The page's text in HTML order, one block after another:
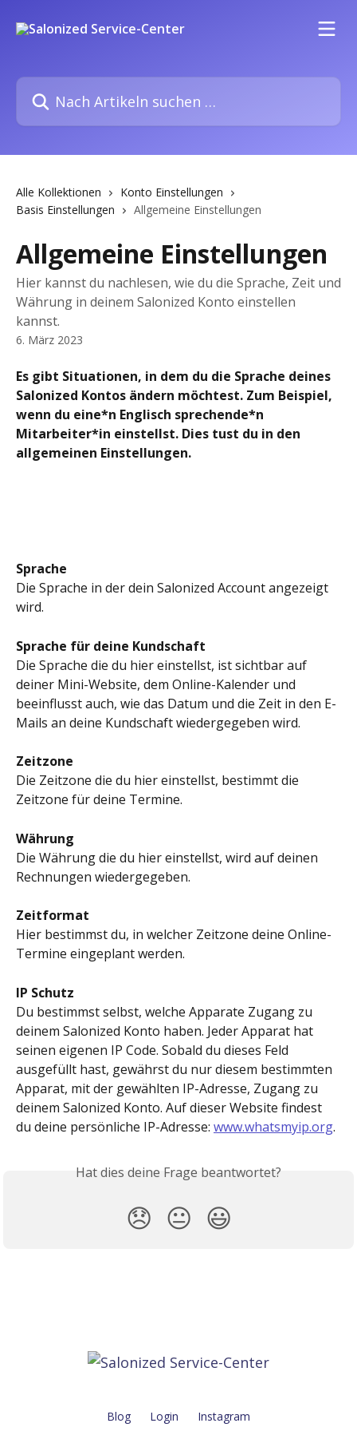
Nach Artikeln suchen …
Alle Kollektionen
Konto Einstellungen
Basis Einstellungen
Allgemeine Einstellungen
Allgemeine Einstellungen
Hier kannst du nachlesen, wie du die Sprache, Zeit und
Währung in deinem Salonized Konto einstellen
kannst.
6. März 2023
Es gibt Situationen, in dem du die Sprache deines
Salonized Kontos ändern möchtest. Zum Beispiel,
wenn du eine*n Englisch sprechende*n
Mitarbeiter*in einstellst. Dies tust du in den
allgemeinen Einstellungen.
Sprache
Die Sprache in der dein Salonized Account angezeigt
wird.
Sprache für deine Kundschaft
Die Sprache die du hier einstellst, ist sichtbar auf
deiner Mini-Website, dem Online-Kalender und
beeinflusst auch, wie das Datum und die Zeit in den E-
Mails an deine Kundschaft wiedergegeben wird.
Zeitzone
Die Zeitzone die du hier einstellst, bestimmt die
Zeitzone für deine Termine.
Währung
Die Währung die du hier einstellst, wird auf deinen
Rechnungen wiedergegeben.
Zeitformat
Hier bestimmst du, in welcher Zeitzone deine Online-
Termine eingeplant werden.
IP Schutz
Du bestimmst selbst, welche Apparate Zugang zu
deinem Salonized Konto haben. Jeder Apparat hat
seinen eigenen IP Code. Sobald du dieses Feld
ausgefüllt hast, gewährst du nur diesem bestimmten
Apparat, mit der gewählten IP-Adresse, Zugang zu
deinem Salonized Konto. Auf dieser Website findest
du deine persönliche IP-Adresse: www.whatsmyip.org.
Hat dies deine Frage beantwortet?
😞 😐 😃
Blog Login Instagram